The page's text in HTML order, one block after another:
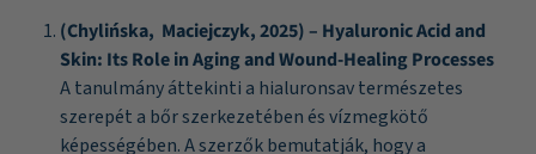
(Chylińska, Maciejczyk, 2025) – Hyaluronic Acid and
Skin: Its Role in Aging and Wound-Healing Processes
A tanulmány áttekinti a hialuronsav természetes
szerepét a bőr szerkezetében és vízmegkötő
képességében. A szerzők bemutatják, hogy a